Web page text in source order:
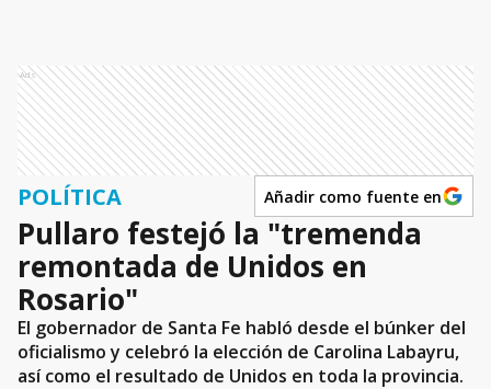
Ads
POLÍTICA Añadir como fuente en
Pullaro festejó la "tremenda
remontada de Unidos en
Rosario"
El gobernador de Santa Fe habló desde el búnker del
oficialismo y celebró la elección de Carolina Labayru,
así como el resultado de Unidos en toda la provincia.